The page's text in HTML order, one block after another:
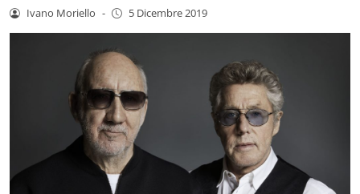
Ivano Moriello - 5 Dicembre 2019